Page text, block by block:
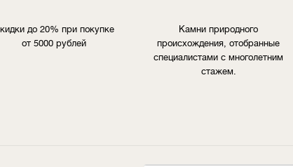
до 20% при покупке
от 5000 рублей
Камни природного
происхождения, отобранные
специалистами с многолетним
стажем.